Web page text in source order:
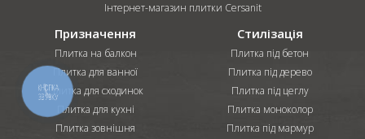
Інтернет-магазин плитки Cersanit
Призначення
Плитка на балкон
Плитка для ванної
Плитка для сходинок
Плитка для кухні
Плитка зовнішня
Стилізація
Плитка під бетон
Плитка під дерево
Плитка під цеглу
Плитка моноколор
Плитка під мармур
КНОПКА
ЗВ'ЯЗКУ